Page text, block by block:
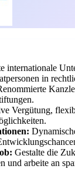
internationale
in
Vergütung,
Gestalte die
und arbeite an